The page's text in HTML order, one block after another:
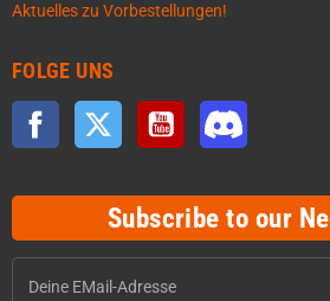
Aktuelles zu Vorbestellungen!
FOLGE UNS
Facebook Twitter YouTube
Subscribe to our